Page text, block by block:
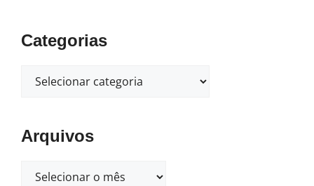
Categorias
Arquivos